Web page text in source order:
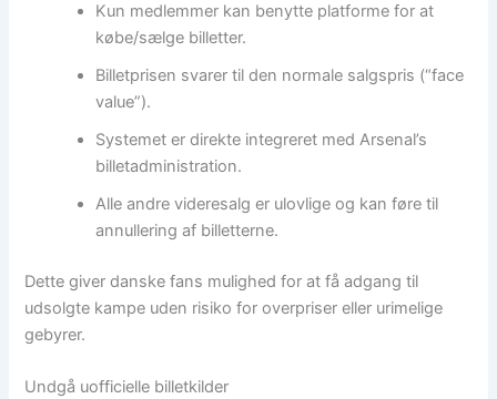
Kun medlemmer kan benytte platforme for at
købe/sælge billetter.
Billetprisen svarer til den normale salgspris (“face
value”).
Systemet er direkte integreret med Arsenal’s
billetadministration.
Alle andre videresalg er ulovlige og kan føre til
annullering af billetterne.
Dette giver danske fans mulighed for at få adgang til
udsolgte kampe uden risiko for overpriser eller urimelige
gebyrer.
Undgå uofficielle billetkilder